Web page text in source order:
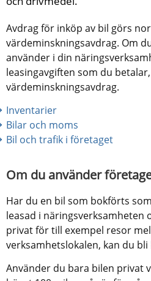
Avdrag för inköp av bil görs
värdeminskningsavdrag. Om
använder i din
leasingavgiften som du
värdeminskningsavdrag.
Inventarier
Bilar och moms
Bil och trafik i företaget
Om du använder
Har du en bil som bokförts
leasad i näringsverksamheten
privat för till exempel resor
verksamhetslokalen, kan du
Använder du bara bilen privat